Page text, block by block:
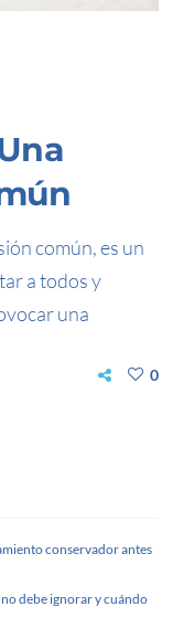
común, es un
a todos y
una
0
conservador antes
debe ignorar y cuándo